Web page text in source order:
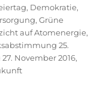
, Demokratie,
,Grüne
auf Atomenergie,
25.
November 2016,